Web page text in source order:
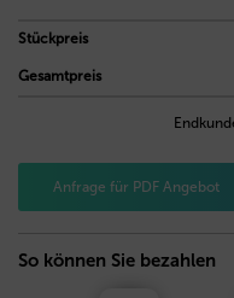
Stückpreis
Gesamtpreis
Anfrage für PDF Angebot
So können Sie bezahlen